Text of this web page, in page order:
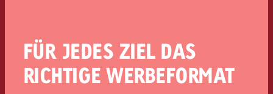
FÜR JEDES ZIEL DAS
RICHTIGE WERBEFORMAT